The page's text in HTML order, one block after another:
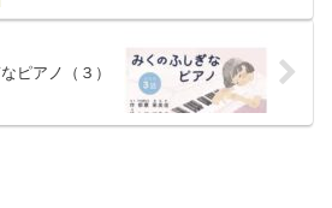
ピアノ（３）